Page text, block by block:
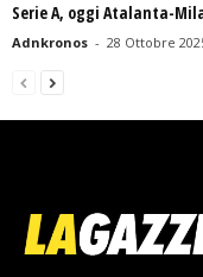
Serie A, oggi Atalanta-
Adnkronos - 28 Ottobre